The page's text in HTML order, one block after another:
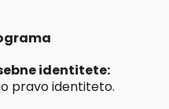
identitete:
pravo identiteto.